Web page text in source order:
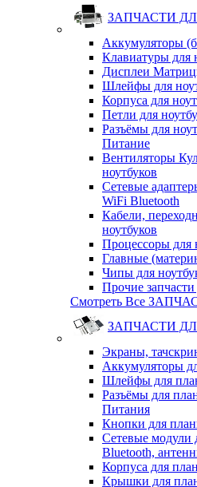
ЗАПЧАСТИ
Аккумуляторы
Клавиатуры для
Дисплеи
Шлейфы для
Корпуса для
Петли для
Разъёмы для
Питание
Вентиляторы
ноутбуков
Сетевые
WiFi Bluetooth
Кабели,
ноутбуков
Процессоры для
Главные
Чипы для
Прочие запчасти
Смотреть Все
ЗАПЧАСТИ
Экраны,
Аккумуляторы
Шлейфы для
Разъёмы для
Питания
Кнопки для
Сетевые модули
Bluetooth,
Корпуса для
Крышки для